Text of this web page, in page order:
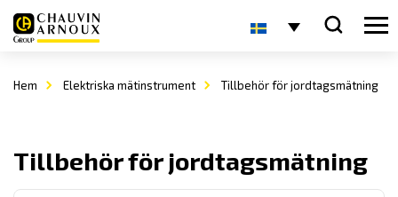
Hem Elektriska mätinstrument Tillbehör för jordtagsmätning
Tillbehör för jordtagsmätning